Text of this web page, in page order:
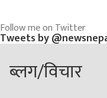
Follow me on Twitter
Tweets by
ब्लग/विचार